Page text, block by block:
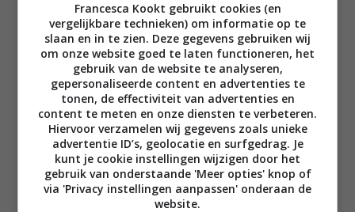
Disclaimer
Privacy voorwaarden
Francesca Kookt gebruikt cookies (en
vergelijkbare technieken) om informatie op te
slaan en in te zien. Deze gegevens gebruiken wij
om onze website goed te laten functioneren, het
gebruik van de website te analyseren,
gepersonaliseerde content en advertenties te
tonen, de effectiviteit van advertenties en
content te meten en onze diensten te verbeteren.
Hiervoor verzamelen wij gegevens zoals unieke
advertentie ID’s, geolocatie en surfgedrag. Je
kunt je cookie instellingen wijzigen door het
gebruik van onderstaande 'Meer opties' knop of
via 'Privacy instellingen aanpassen' onderaan de
website.